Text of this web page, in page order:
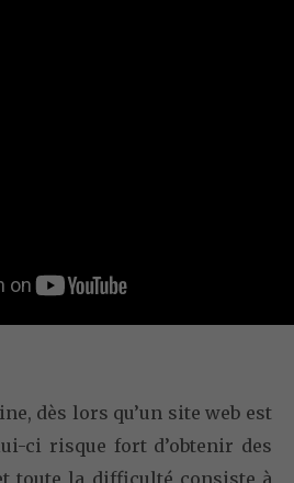
dès lors qu’un site web est
ci risque fort d’obtenir des
toute la difficulté consiste à